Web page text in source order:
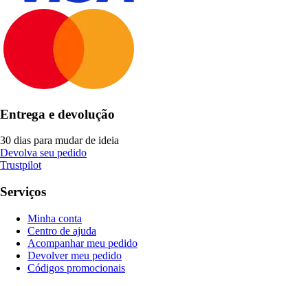
Entrega e devolução
30 dias para mudar de ideia
Devolva seu pedido
Trustpilot
Serviços
Minha conta
Centro de ajuda
Acompanhar meu pedido
Devolver meu pedido
Códigos promocionais